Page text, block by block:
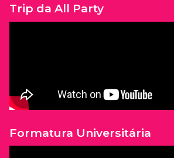
Trip da All Party
Formatura Universitária